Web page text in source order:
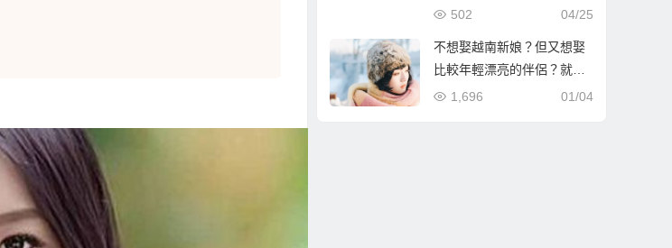
04/25
502
不想娶越南新娘？但又想娶
比較年輕漂亮的伴侶？就到
哈爾濱相親娶哈爾濱新娘！
01/04
1,696